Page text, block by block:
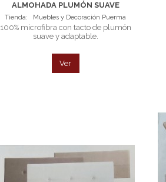
ALMOHADA PLUMÓN SUAVE
Tienda: Muebles y Decoración Puerma
100% microfibra con tacto de plumón
suave y adaptable.
Ver